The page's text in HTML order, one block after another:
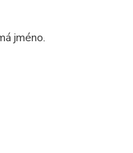
jméno.